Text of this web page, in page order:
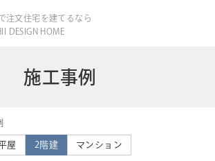
注文住宅を建てるなら
DESIGN HOME
施工事例
屋 2階建 マンション